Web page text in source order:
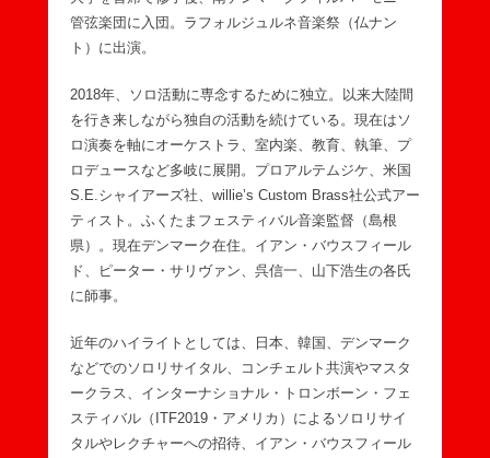
管弦楽団に入団。ラフォルジュルネ音楽祭（仏ナン
ト）に出演。
2018年、ソロ活動に専念するために独立。以来大陸間
を行き来しながら独自の活動を続けている。現在はソ
ロ演奏を軸にオーケストラ、室内楽、教育、執筆、プ
ロデュースなど多岐に展開。プロアルテムジケ、米国
S.E.シャイアーズ社、willie’s Custom Brass社公式アー
ティスト。ふくたまフェスティバル音楽監督（島根
県）。現在デンマーク在住。イアン・バウスフィール
ド、ピーター・サリヴァン、呉信一、山下浩生の各氏
に師事。
近年のハイライトとしては、日本、韓国、デンマーク
などでのソロリサイタル、コンチェルト共演やマスタ
ークラス、インターナショナル・トロンボーン・フェ
スティバル（ITF2019・アメリカ）によるソロリサイ
タルやレクチャーへの招待、イアン・バウスフィール